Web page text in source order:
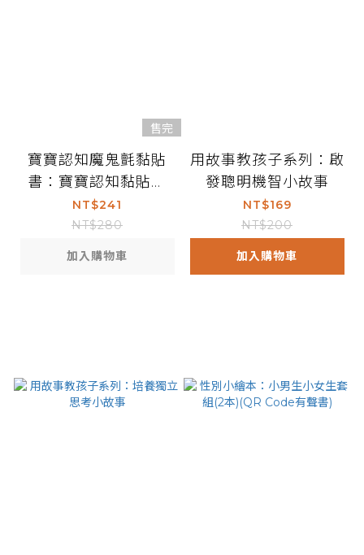
售完
寶寶認知魔鬼氈黏貼
書：寶寶認知黏貼書
+寶寶認知塗色本–好
吃食物
NT$241
NT$280
加入購物車
用故事教孩子系列：啟
發聰明機智小故事
NT$169
NT$200
加入購物車